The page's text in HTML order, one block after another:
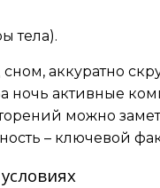
тела).
аккуратно
ночь активные
можно
– ключевой